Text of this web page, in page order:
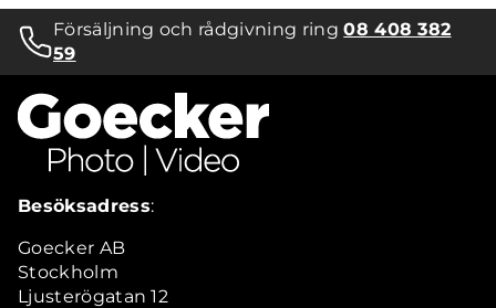
Försäljning och rådgivning ring08 408 382
59
Besöksadress:
Goecker AB
Stockholm
Ljusterögatan 12